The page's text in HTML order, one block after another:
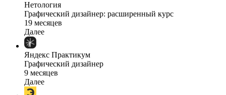
Нетология
Графический дизайнер: расширенный курс
19 месяцев
Далее
Яндекс Практикум
Графический дизайнер
9 месяцев
Далее